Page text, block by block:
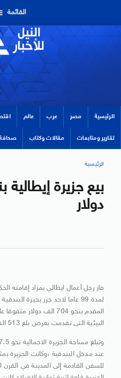
القائمة
الرئيسية مصر عرب عالم
تقارير ومتابعات مقالات وكتاب
الرئيسية
دولار
فاز رجل أعمال ايطالي بمزاد إقامته
لمدة 99 عاما لاحد جزر بحيرة
المقدم بنحو 704 الف
البيئية التى تقدمت بعرض بلغ 513 الف دولار .
عند مدخل البندقية ،وكانت الجزيرة
للسفن القادمة إلى المدينة في